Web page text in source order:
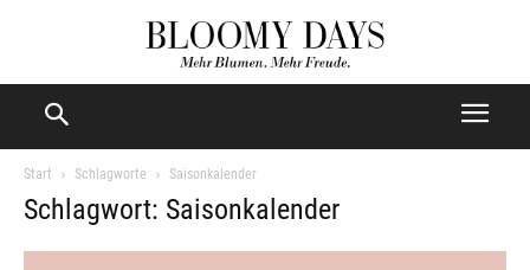
Start Schlagworte Saisonkalender
Schlagwort: Saisonkalender